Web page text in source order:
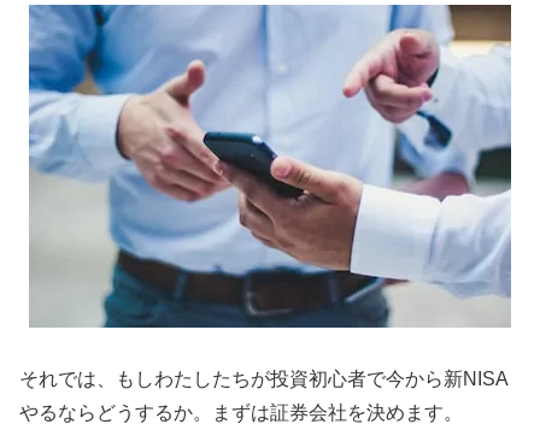
それでは、もしわたしたちが投資初心者で今から新NISA
やるならどうするか。まずは証券会社を決めます。